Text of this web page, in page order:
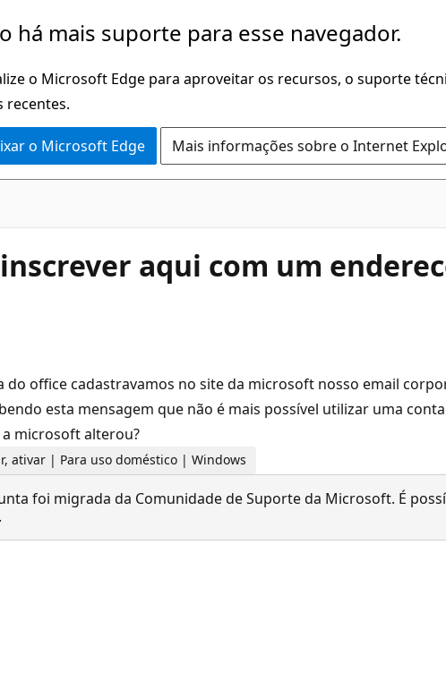
há mais suporte para esse navegador.
o Microsoft Edge para aproveitar os recursos, o suporte
recentes.
o Microsoft Edge Mais informações sobre o Internet
aqui com um
do office cadastravamos no site da microsoft nosso email
esta mensagem que não é mais possível utilizar uma
microsoft alterou?
ativar | Para uso doméstico | Windows
foi migrada da Comunidade de Suporte da Microsoft. É